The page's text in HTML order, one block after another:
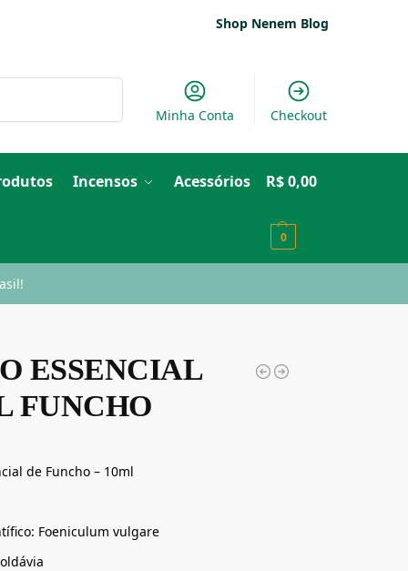
Shop Nenem Blog
Minha Conta Checkout
Incensos Acessórios R$0,00
0
ESSENCIAL
FUNCHO
de Funcho – 10ml
Foeniculum vulgare